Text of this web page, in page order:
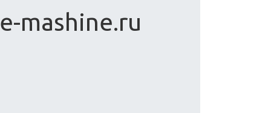
mashine.ru